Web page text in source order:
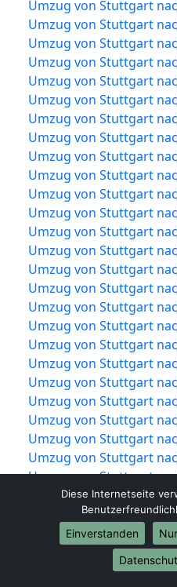
Umzug von Stuttgart
Umzug von Stuttgart
Umzug von Stuttgart
Umzug von Stuttgart
Umzug von Stuttgart
Umzug von Stuttgart
Umzug von Stuttgart
Umzug von Stuttgart
Umzug von Stuttgart
Umzug von Stuttgart
Umzug von Stuttgart
Umzug von Stuttgart
Umzug von Stuttgart
Umzug von Stuttgart
Umzug von Stuttgart
Umzug von Stuttgart
Umzug von Stuttgart
Umzug von Stuttgart
Umzug von Stuttgart
Umzug von Stuttgart
Umzug von Stuttgart
Umzug von Stuttgart
Umzug von Stuttgart
Umzug von Stuttgart
Umzug von Stuttgart
Umzug von Stuttgart
Umzug von Stuttgart
Umzug von Stuttgart
Umzug von Stuttgart
Umzug von Stuttgart
Umzug von Stuttgart
Diese Internetseite
Einverstanden